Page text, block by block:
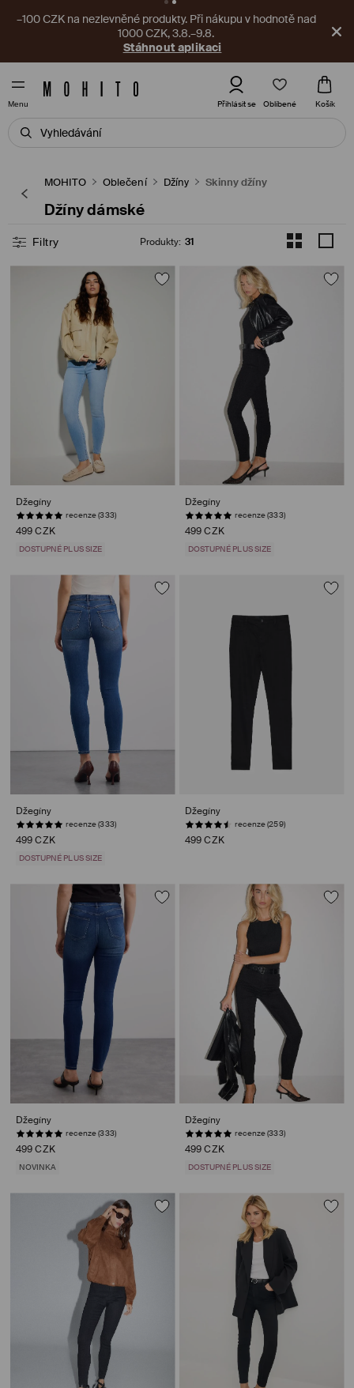
–100 CZK na nezlevněné produkty. Při nákupu v hodnotě nad
1000 CZK, 3.8.–9.8.
Stáhnout aplikaci
Menu Přihlásit se Oblíbené Košík
MOHITO Oblečení Džíny Skinny džíny
Džíny dámské
Filtry Produkty: 31
Džegíny
recenze (333)
499 CZK
DOSTUPNÉ PLUS SIZE
Džegíny
recenze (333)
499 CZK
DOSTUPNÉ PLUS SIZE
Džegíny
recenze (333)
499 CZK
DOSTUPNÉ PLUS SIZE
Džegíny
recenze (259)
499 CZK
Džegíny
recenze (333)
499 CZK
NOVINKA
Džegíny
recenze (333)
499 CZK
DOSTUPNÉ PLUS SIZE